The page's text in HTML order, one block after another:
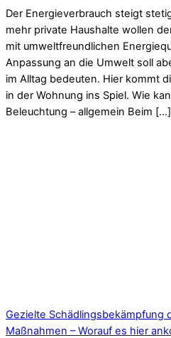
Der Energieverbrauch steigt
mehr private Haushalte wollen
mit umweltfreundlichen
Anpassung an die Umwelt soll
im Alltag bedeuten. Hier kommt
in der Wohnung ins Spiel. Wie
Beleuchtung – allgemein Beim […]
Gezielte Schädlingsbekämpfung
Maßnahmen – Worauf es hier